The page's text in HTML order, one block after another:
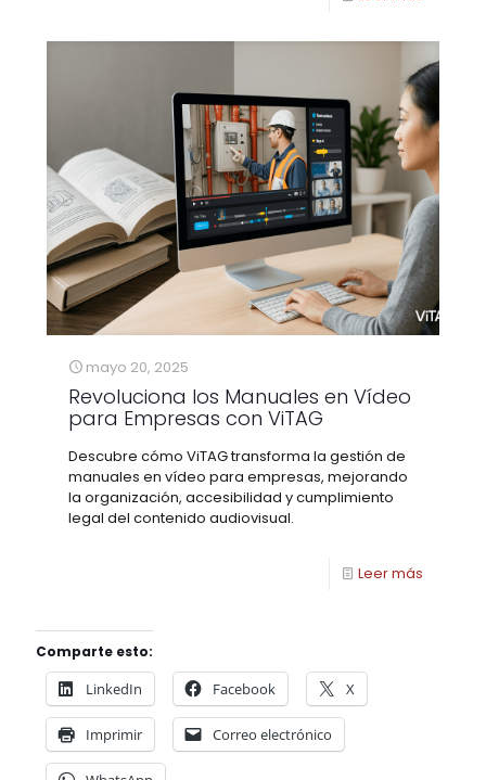
mayo 20, 2025
Revoluciona los Manuales en Vídeo
para Empresas con ViTAG
Descubre cómo ViTAG transforma la gestión de
manuales en vídeo para empresas, mejorando
la organización, accesibilidad y cumplimiento
legal del contenido audiovisual.
Leer más
Comparte esto:
LinkedIn Facebook X
Imprimir Correo electrónico